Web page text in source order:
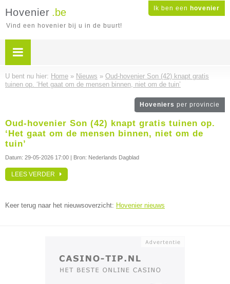
Ik ben een hovenier
Hovenier .be
Vind een hovenier bij u in de buurt!
U bent nu hier: Home » Nieuws » Oud-hovenier Son (42) knapt gratis
tuinen op. ‘Het gaat om de mensen binnen, niet om de tuin’
Hoveniers per provincie
Oud-hovenier Son (42) knapt gratis tuinen op.
‘Het gaat om de mensen binnen, niet om de
tuin’
Datum: 29-05-2026 17:00 | Bron: Nederlands Dagblad
LEES VERDER
Keer terug naar het nieuwsoverzicht: Hovenier nieuws